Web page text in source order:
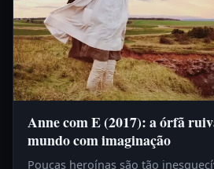
Anne com E (2017): a órfã
mundo com imaginação
Poucas heroínas são tão